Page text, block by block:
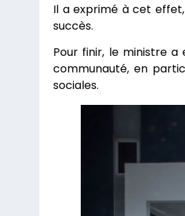
Il a exprimé à cet
succès.
Pour finir, le ministre
communauté, en
sociales.